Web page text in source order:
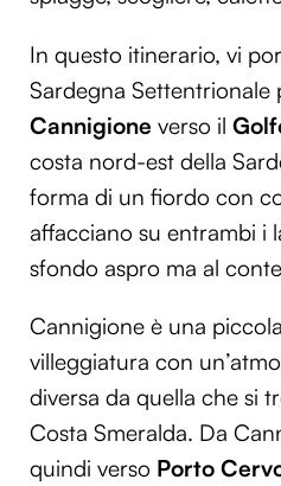
annunci, per fornire
analizzare il nostro traffico.
informazioni sul modo in cui
nostri partner che si
pubblicità e social media, i
con altre informazioni che hai
raccolto dal tuo utilizzo dei
In questo itinerario, vi
Sardegna Settentrionale
Cannigione verso il
costa nord-est della
forma di un fiordo con
affacciano su entrambi i
sfondo aspro ma al
Cannigione è una
villeggiatura con
diversa da quella che si
Costa Smeralda. Da
quindi verso Porto